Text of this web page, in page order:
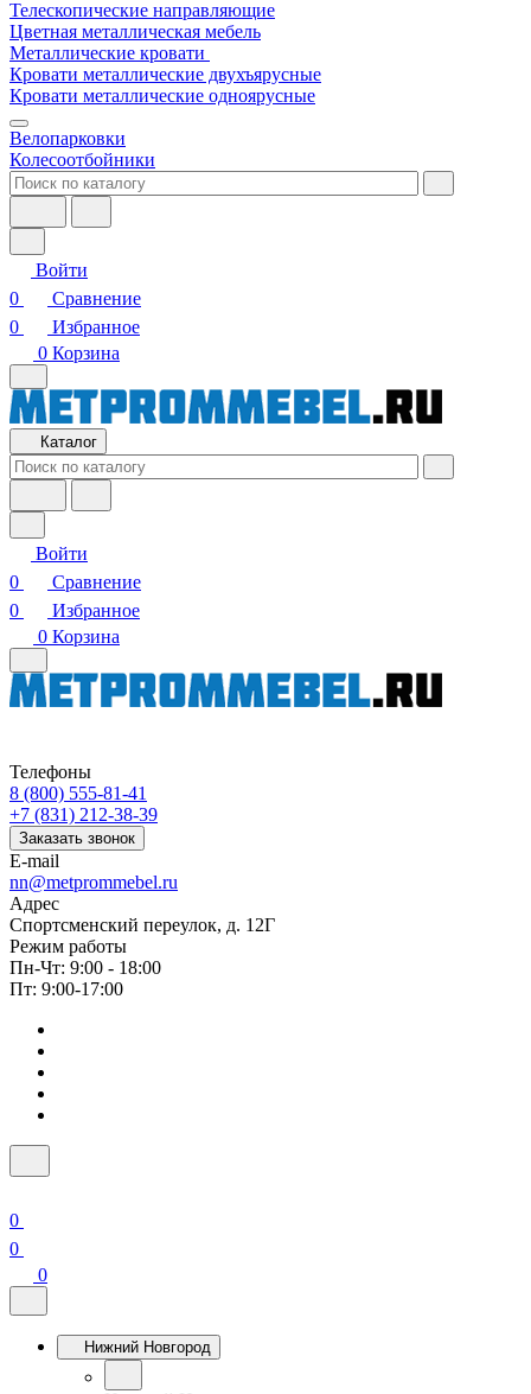
Телескопические направляющие
Цветная металлическая мебель
Металлические кровати
Кровати металлические двухъярусные
Кровати металлические одноярусные
Велопарковки
Колесоотбойники
Войти
0
Сравнение
0
Избранное
0 Корзина
Каталог
Войти
0
Сравнение
0
Избранное
0 Корзина
Телефоны
8 (800) 555-81-41
+7 (831) 212-38-39
Заказать звонок
E-mail
nn@metprommebel.ru
Адрес
Спортсменский переулок, д. 12Г
Режим работы
Пн-Чт: 9:00 - 18:00
Пт: 9:00-17:00
0
0
0
Нижний Новгород